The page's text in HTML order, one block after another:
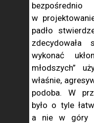
w
padło
wykonać
młodszych”
właśnie,
podoba. W
było o tyle
a nie w góry